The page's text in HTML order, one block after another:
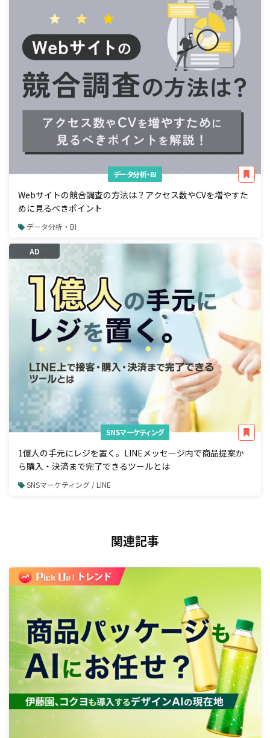
データ分析・BI
Webサイトの競合調査の方法は？アクセス数やCVを増やすた
めに見るべきポイント
データ分析・BI
AD
SNSマーケティング
1億人の手元にレジを置く。LINEメッセージ内で商品提案か
ら購入・決済まで完了できるツールとは
SNSマーケティング / LINE
関連記事